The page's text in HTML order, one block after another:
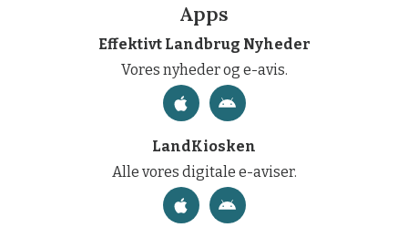
Apps
Effektivt Landbrug Nyheder
Vores nyheder og e-avis.
LandKiosken
Alle vores digitale e-aviser.